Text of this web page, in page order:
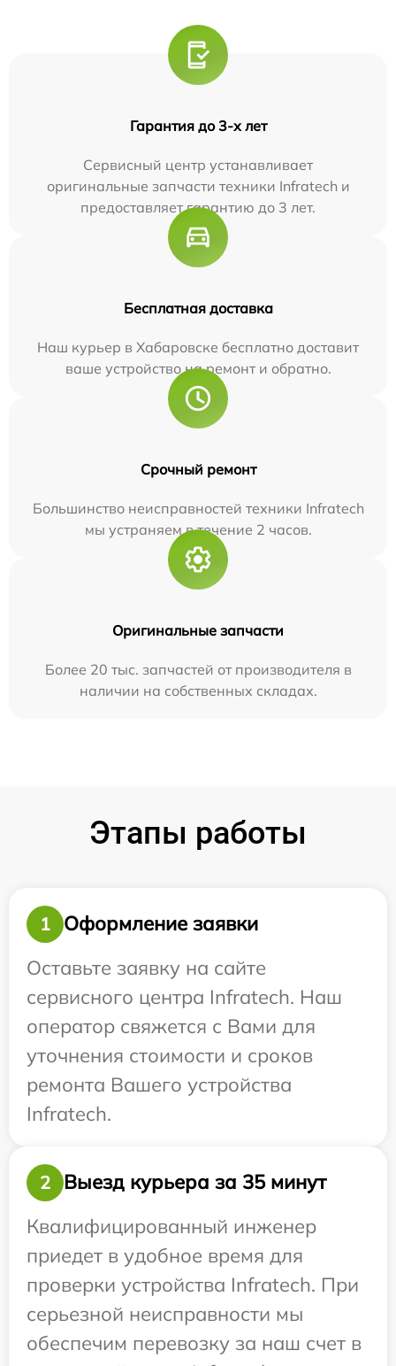
Гарантия до 3-х лет
Сервисный центр устанавливает
оригинальные запчасти техники Infratech и
предоставляет гарантию до 3 лет.
Бесплатная доставка
Наш курьер в Хабаровске бесплатно доставит
ваше устройство на ремонт и обратно.
Срочный ремонт
Большинство неисправностей техники Infratech
мы устраняем в течение 2 часов.
Оригинальные запчасти
Более 20 тыс. запчастей от производителя в
наличии на собственных складах.
Этапы работы
1
Оформление заявки
Оставьте заявку на сайте
сервисного центра Infratech. Наш
оператор свяжется с Вами для
уточнения стоимости и сроков
ремонта Вашего устройства
Infratech.
2
Выезд курьера за 35 минут
Квалифицированный инженер
приедет в удобное время для
проверки устройства Infratech. При
серьезной неисправности мы
обеспечим перевозку за наш счет в